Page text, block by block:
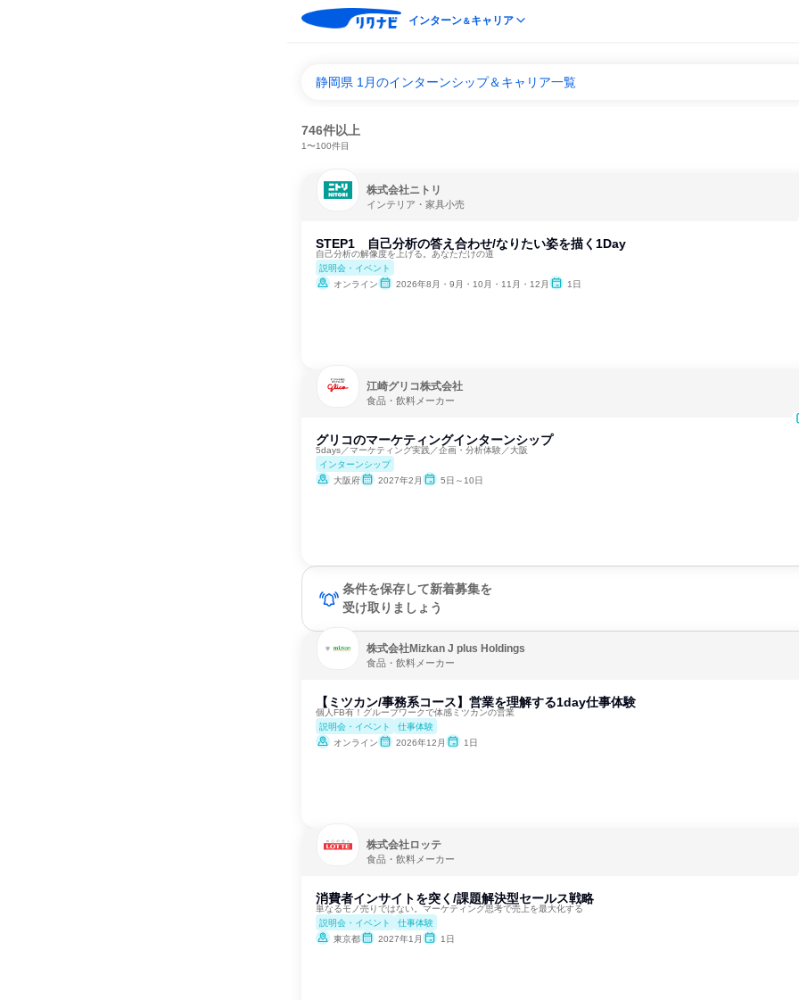
インターン＆キャリア
静岡県 1月のインターンシップ＆キャリア一覧
746件以上
1〜100件目
株式会社ニトリ
インテリア・家具小売
STEP1 自己分析の答え合わせ/なりたい姿を描く1Day
自己分析の解像度を上げる。あなただけの道
説明会・イベント
オンライン
2026年8月・9月・10月・11月・12月 1日
江崎グリコ株式会社
食品・飲料メーカー
グリコのマーケティングインターンシップ
5days／マーケティング実践／企画・分析体験／大阪
インターンシップ
大阪府
2027年2月 5日～10日
条件を保存して新着募集を
受け取りましょう
株式会社Mizkan J plus Holdings
食品・飲料メーカー
【ミツカン/事務系コース】営業を理解する1day仕事体験
個人FB有！グループワークで体感ミツカンの営業
説明会・イベント
仕事体験
オンライン
2026年12月 1日
株式会社ロッテ
食品・飲料メーカー
消費者インサイトを突く/課題解決型セールス戦略
単なるモノ売りではない。マーケティング思考で売上を最大化する
説明会・イベント
仕事体験
東京都
2027年1月 1日